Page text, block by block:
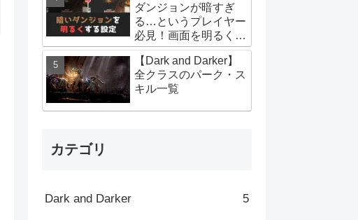
ダンジョンが暗すぎ
る…というプレイヤー
必見！画面を明るくす
るオススメの設定
【Dark and Darker】
全クラスのパーク・ス
キル一覧
カテゴリ
Dark and Darker 5